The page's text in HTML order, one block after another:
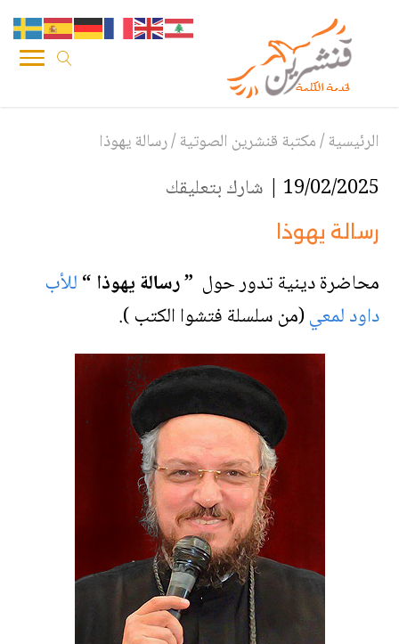
الرئيسية/مكتبة قنشرين الصوتية/رسالة يهوذا
19/02/2025 | شارك بتعليقك
رسالة يهوذا
محاضرة دينية تدور حول ” رسالة يهوذا “للأب
داود لمعي(من سلسلة فتشوا الكتب ).